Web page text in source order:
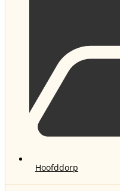
Hoofddorp